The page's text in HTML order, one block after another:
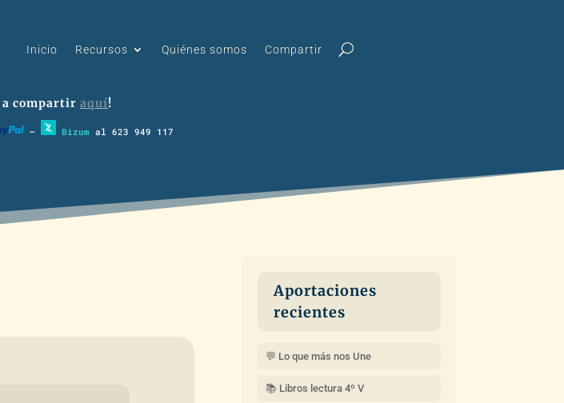
Inicio Recursos Quiénes somos Compartir
a compartir aquí!
– Bizum al 623 949 117
Aportaciones
recientes
💬 Lo que más nos Une
📚 Libros lectura 4º V